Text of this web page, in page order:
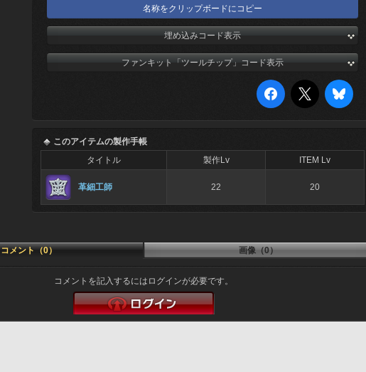
名称をクリップボードにコピー
埋め込みコード表示
ファンキット「ツールチップ」コード表示
このアイテムの製作手帳
タイトル
製作Lv ITEM Lv
革細工師 22 20
コメント（0） 画像（0）
コメントを記入するにはログインが必要です。